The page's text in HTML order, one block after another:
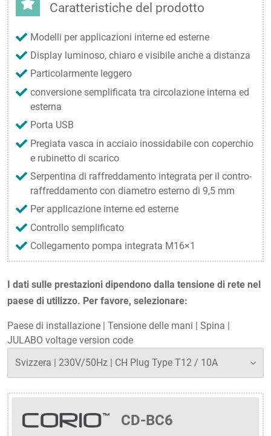
I dati sulle prestazioni dipendono dalla tensione di rete nel
paese di utilizzo. Per favore, selezionare:
Paese di installazione | Tensione delle mani | Spina |
JULABO voltage version code
CD-BC6
Caratteristiche del prodotto
Modelli per applicazioni interne ed esterne
Display luminoso, chiaro e visibile anche a distanza
Particolarmente leggero
conversione semplificata tra circolazione interna ed
esterna
Porta USB
Pregiata vasca in acciaio inossidabile con coperchio
e rubinetto di scarico
Serpentina di raffreddamento integrata per il contro-
raffreddamento con diametro esterno di 9,5 mm
Per applicazione interne ed esterne
Controllo semplificato
Collegamento pompa integrata M16×1